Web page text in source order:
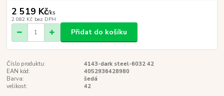
2 519 Kč/ks
2 082 Kč bez DPH
Přidat do košíku
Číslo produktu:
4143-dark steel-6032 42
EAN kód:
4052936428980
Barva:
šedá
velikost:
42